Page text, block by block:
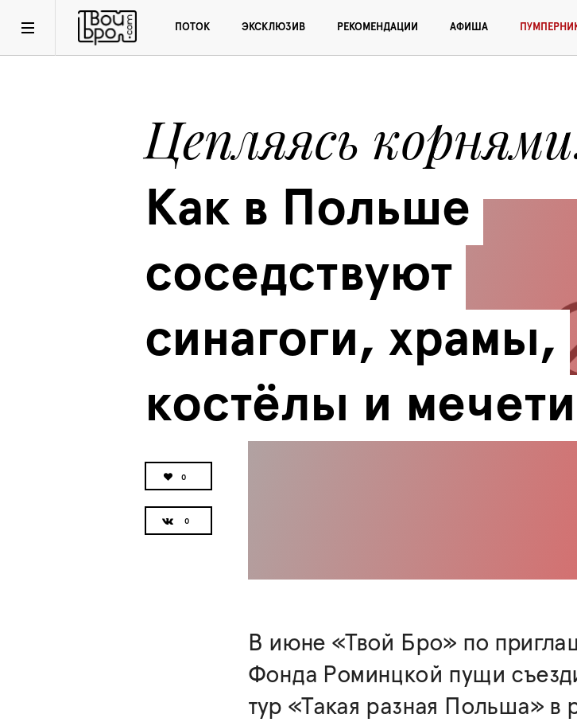
ПОТОК ЭКСКЛЮЗИВ РЕКОМЕНДАЦИИ АФИША
Цепляясь корнями
Как в Польше
соседствуют
синагоги, храмы,
костёлы и мечети
0
В июне «Твой Бро» по
Фонда Роминцкой пущи
тур «Такая разная Польша» в